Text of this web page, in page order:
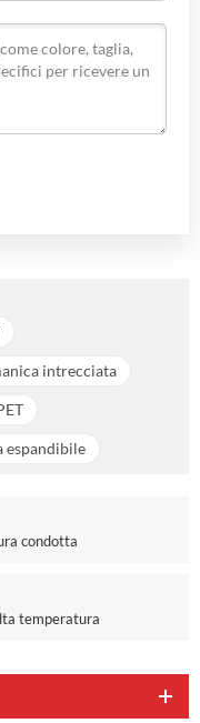
intrecciata
espandibile
condotta
temperatura